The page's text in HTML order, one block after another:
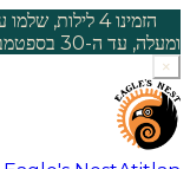
הזמינו 4 לילות, שלמו על 3
ומעלה, עד ה-30 בספטמבר.
×